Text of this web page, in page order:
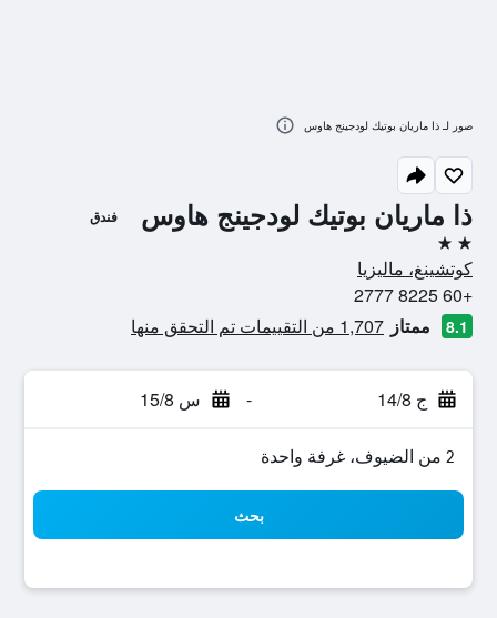
ذا ماريان بوتيك لودجينج هاوس فندق
2 نجمتين
كوتشينغ، ماليزيا
+60 8225 2777
8.1 ممتاز 1,707 من التقييمات تم التحقق منها
ج 14/8 - س 15/8
2 من الضيوف، غرفة واحدة
بحث
صور لـ ذا ماريان بوتيك لودجينج هاوس